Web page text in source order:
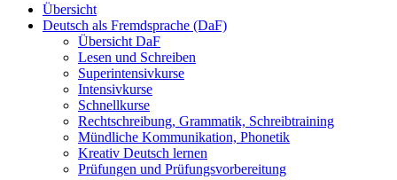
Übersicht
Deutsch als Fremdsprache (DaF)
Übersicht DaF
Lesen und Schreiben
Superintensivkurse
Intensivkurse
Schnellkurse
Rechtschreibung, Grammatik, Schreibtraining
Mündliche Kommunikation, Phonetik
Kreativ Deutsch lernen
Prüfungen und Prüfungsvorbereitung